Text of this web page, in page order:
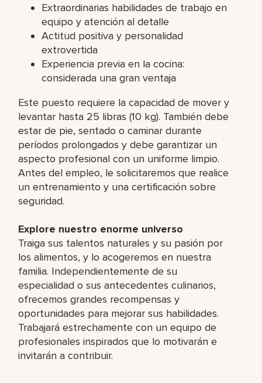
Extraordinarias habilidades de trabajo en
equipo y atención al detalle
Actitud positiva y personalidad
extrovertida
Experiencia previa en la cocina:
considerada una gran ventaja
Este puesto requiere la capacidad de mover y
levantar hasta 25 libras (10 kg). También debe
estar de pie, sentado o caminar durante
períodos prolongados y debe garantizar un
aspecto profesional con un uniforme limpio.
Antes del empleo, le solicitaremos que realice
un entrenamiento y una certificación sobre
seguridad.
Explore nuestro enorme universo
Traiga sus talentos naturales y su pasión por
los alimentos, y lo acogeremos en nuestra
familia. Independientemente de su
especialidad o sus antecedentes culinarios,
ofrecemos grandes recompensas y
oportunidades para mejorar sus habilidades.
Trabajará estrechamente con un equipo de
profesionales inspirados que lo motivarán e
invitarán a contribuir.